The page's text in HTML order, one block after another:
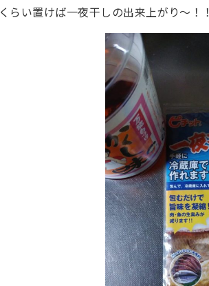
くらい置けば一夜干しの出来上がり～！！